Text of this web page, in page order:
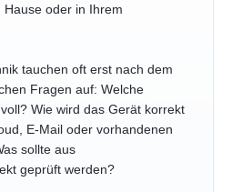
oder in Ihrem
tauchen oft erst nach dem
Fragen auf: Welche
Wie wird das Gerät korrekt
E-Mail oder vorhandenen
sollte aus
geprüft werden?